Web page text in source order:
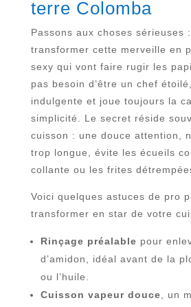
terre Colomba
Passons aux choses sérieuses
transformer cette merveille en
sexy qui vont faire rugir les
pas besoin d’être un chef
indulgente et joue toujours la
simplicité. Le secret réside
cuisson : une douce attention,
trop longue, évite les écueils
collante ou les frites
Voici quelques astuces de pro
transformer en star de votre
Rinçage préalable pour
d’amidon, idéal avant de la
ou l’huile.
Cuisson vapeur douce , un